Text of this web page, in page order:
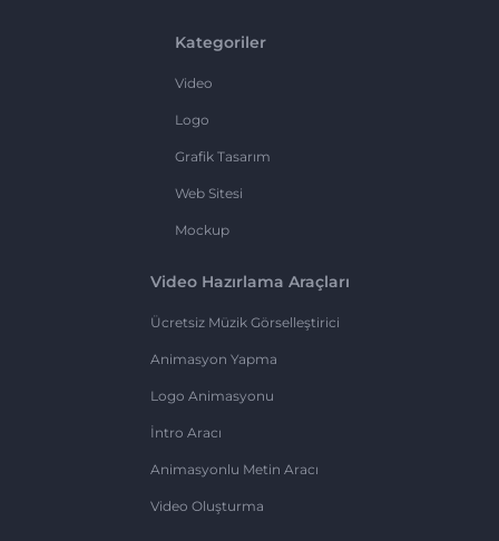
Kategoriler
Video
Logo
Grafik Tasarım
Web Sitesi
Mockup
Video Hazırlama Araçları
Ücretsiz Müzik Görselleştirici
Animasyon Yapma
Logo Animasyonu
İntro Aracı
Animasyonlu Metin Aracı
Video Oluşturma